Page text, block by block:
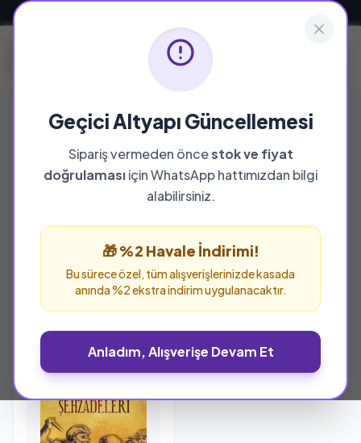
Geçici Altyapı Güncellemesi
Sipariş vermeden öncestok ve fiyat
doğrulamasıiçin WhatsApp hattımızdan bilgi
alabilirsiniz.
🎁 %2 Havale İndirimi!
Bu sürece özel, tüm alışverişlerinizde kasada
anında %2 ekstra indirim uygulanacaktır.
Anladım, Alışverişe Devam Et
YAYINEVI
Ekim Yayınları
Ekim Yayınları yayınevine ait tüm eserleri bu
sayfada inceleyebilir ve güvenle sipariş